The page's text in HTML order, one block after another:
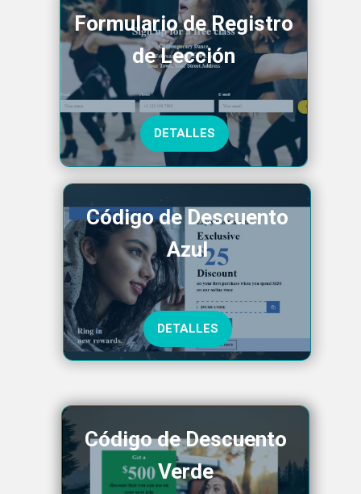
DETALLES
Código de Descuento
Azul
Código de Descuento
Verde
DETALLES
Formulario de Registro
de Lección